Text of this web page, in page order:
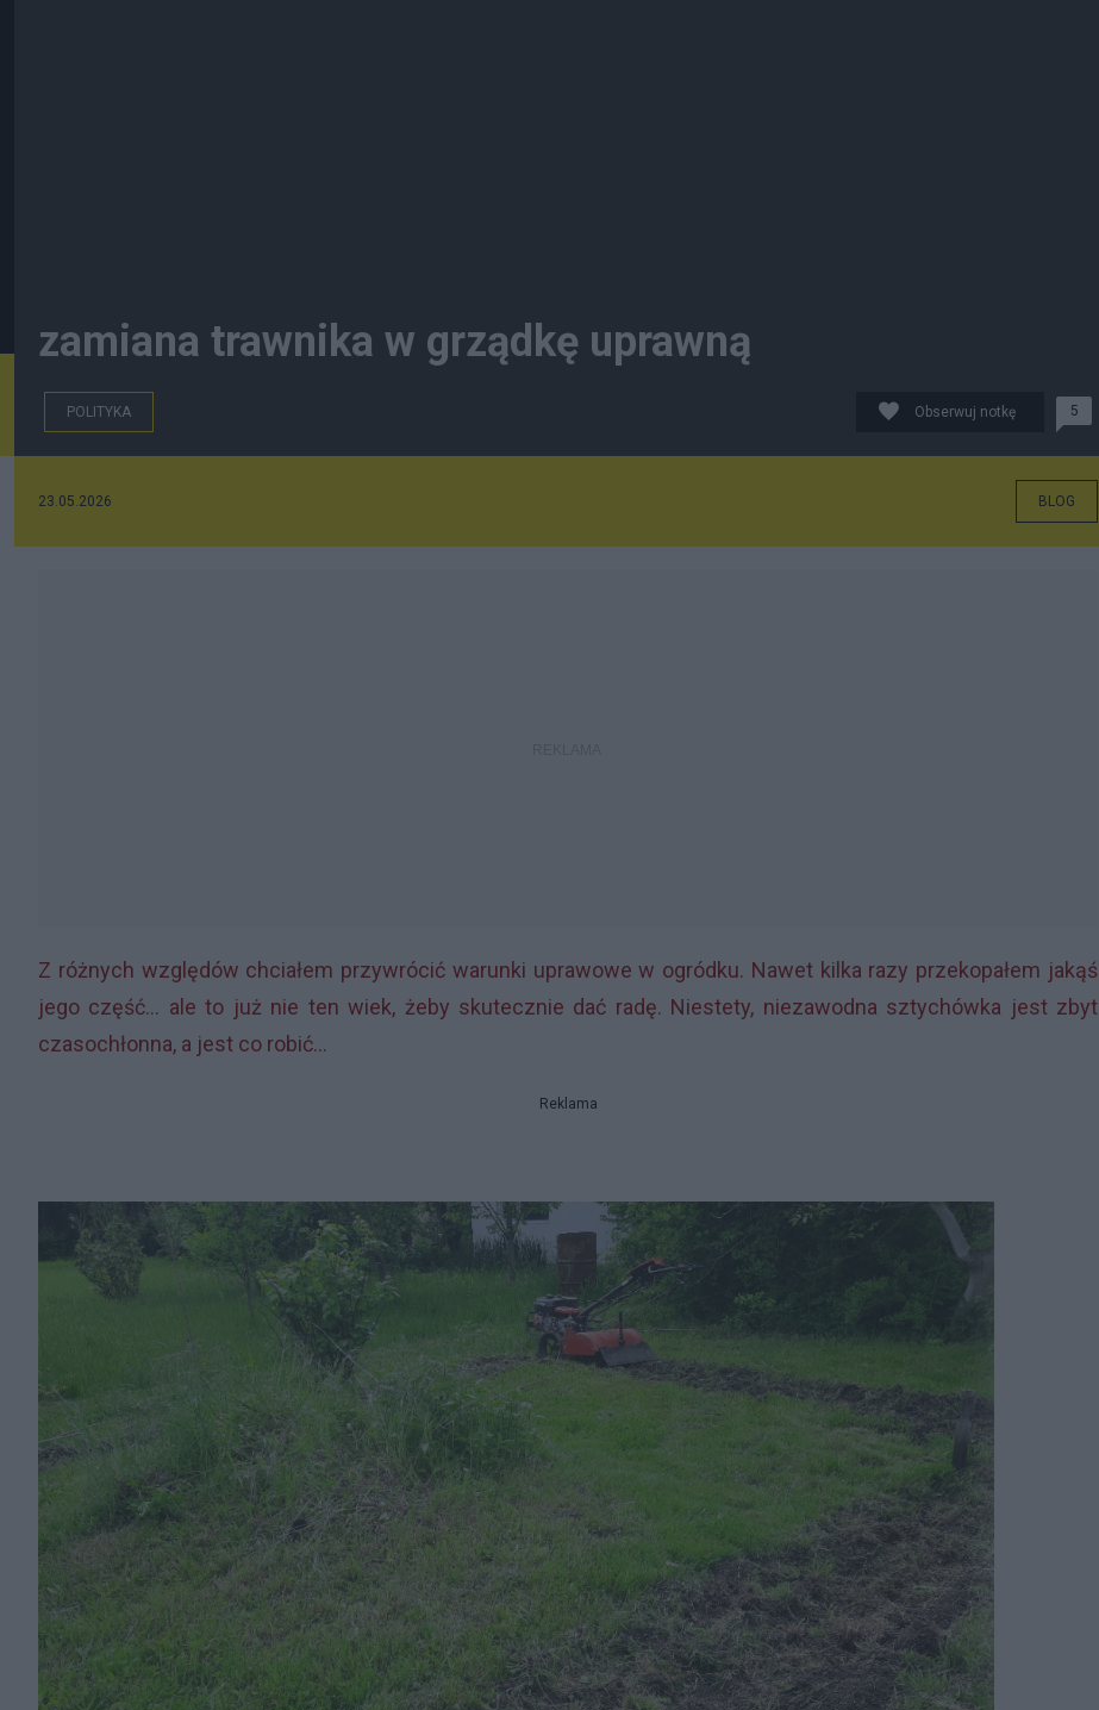
zamiana trawnika w grządkę uprawną
POLITYKA Obserwuj notkę 5
23.05.2026 BLOG
Z różnych względów chciałem przywrócić warunki uprawowe w ogródku. Nawet kilka razy przekopałem jakąś
jego część... ale to już nie ten wiek, żeby skutecznie dać radę. Niestety, niezawodna sztychówka jest zbyt
czasochłonna, a jest co robić...
Reklama